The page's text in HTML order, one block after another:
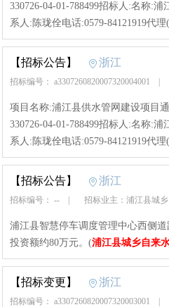
330726-04-01-788499招标人:名称:
系人:陈珑佺电话:0579-84121919代理(
【招标公告】 浙江
招标编号： a3307260820007320004001
项目名称:浦江县供水管网建设项目
330726-04-01-788499招标人:名称:
系人:陈珑佺电话:0579-84121919代理(
【招标公告】 浙江
招标编号： -- 招标业主：浦江县城
浦江县智慧停车调度管理中心西侧
投资额约80万元。(浦江县城乡自来
【招标变更】 浙江
招标编号： a3307260820007320003001